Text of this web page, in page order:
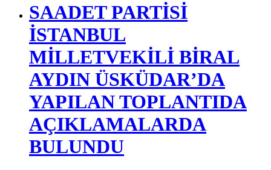
SAADET PARTİSİ
İSTANBUL
MİLLETVEKİLİ BİRAL
AYDIN ÜSKÜDAR’DA
YAPILAN TOPLANTIDA
AÇIKLAMALARDA
BULUNDU